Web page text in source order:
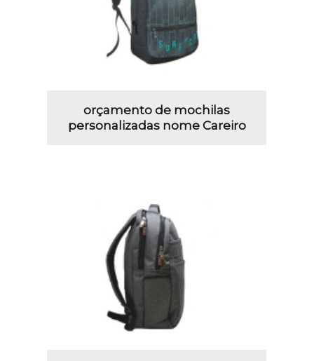
orçamento de mochilas
personalizadas nome Careiro